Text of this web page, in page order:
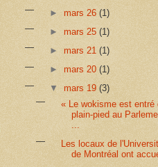
► mars 26 (1)
► mars 25 (1)
► mars 21 (1)
► mars 20 (1)
▼ mars 19 (3)
« Le wokisme est entré
plain-pied au
...
Les locaux de
de Montréal ont